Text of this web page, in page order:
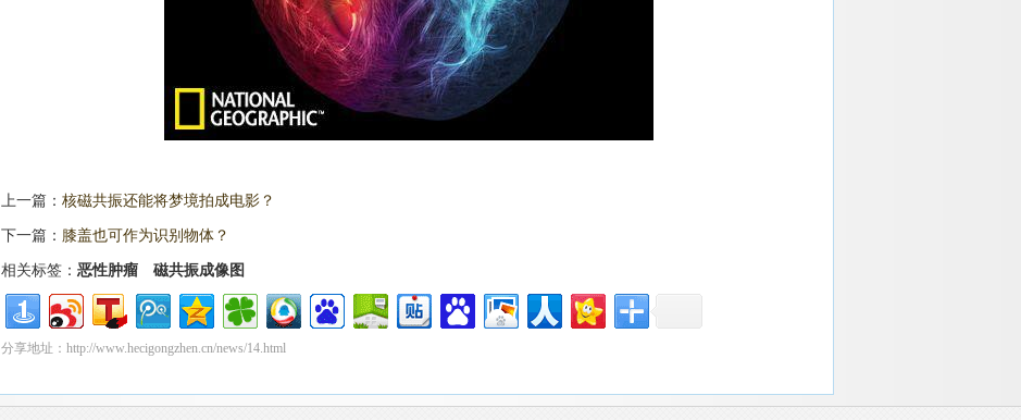
上一篇： 核磁共振还能将梦境拍成电影？
下一篇： 膝盖也可作为识别物体？
相关标签： 恶性肿瘤 磁共振成像图
分享地址：http://www.hecigongzhen.cn/news/14.html